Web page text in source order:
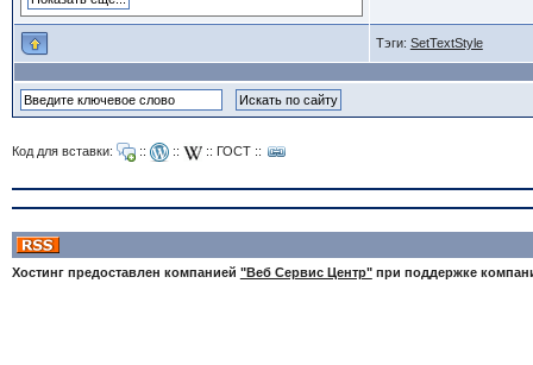
Тэги: SetTextStyle
Код для вставки: :: :: :: ГОСТ::
Хостинг предоставлен компанией "Веб Сервис Центр"при поддержке